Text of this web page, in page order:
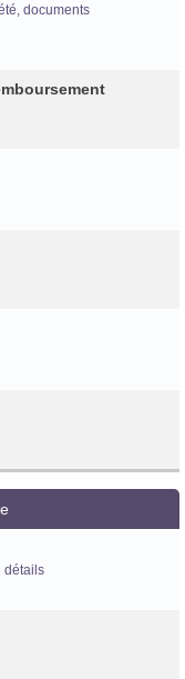
documents
détails